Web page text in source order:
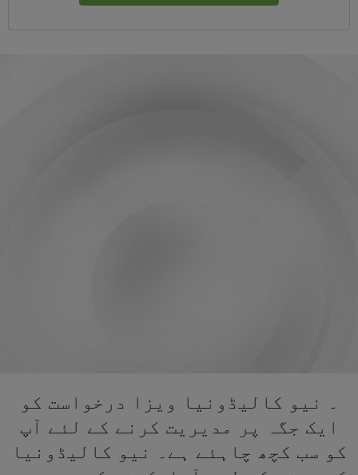
۔ نیو کالیڈونیا ویزا درخواست کو
ایک جگہ پر مدیریت کرنے کے لئے آپ
کو سب کچھ چاہئے ہے۔ نیو کالیڈونیا